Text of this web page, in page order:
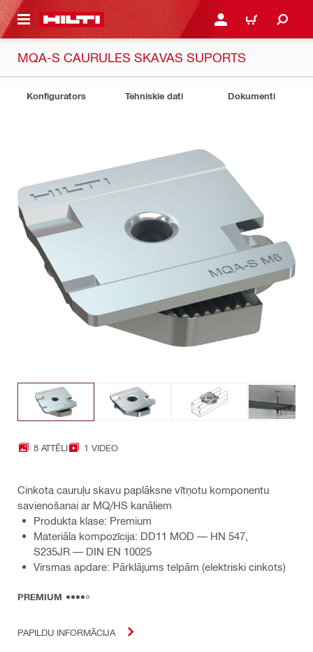
SATURU PIESLĒGTIES VAI
IEPIRKŠANĀS
MQA-S CAURULES SKAVAS SUPORTS
Konfigurators Tehniskie dati Dokumenti
8 ATTĒLI 1 VIDEO
Cinkota cauruļu skavu paplāksne vītņotu komponentu
savienošanai ar MQ/HS kanāliem
Produkta klase: Premium
Materiāla kompozīcija: DD11 MOD — HN 547,
S235JR — DIN EN 10025
Virsmas apdare: Pārklājums telpām (elektriski cinkots)
PREMIUM
PAPILDU INFORMĀCIJA